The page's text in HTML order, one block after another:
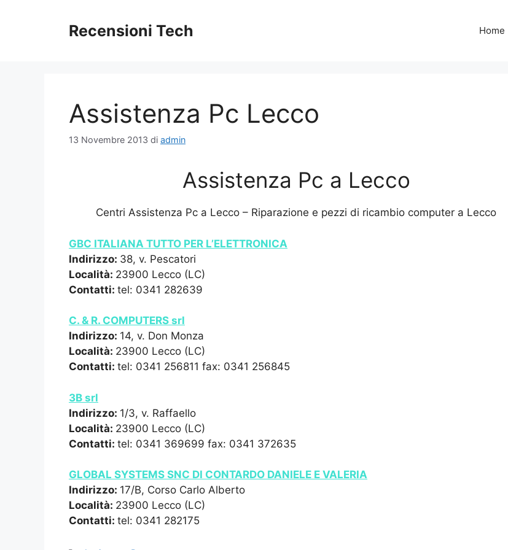
Recensioni Tech Home
Assistenza Pc Lecco
13 Novembre 2013 di admin
Assistenza Pc a Lecco
Centri Assistenza Pc a Lecco – Riparazione e pezzi di ricambio computer a Lecco
GBC ITALIANA TUTTO PER L’ELETTRONICA
Indirizzo: 38, v. Pescatori
Località: 23900 Lecco (LC)
Contatti: tel: 0341 282639
C. & R. COMPUTERS srl
Indirizzo: 14, v. Don Monza
Località: 23900 Lecco (LC)
Contatti: tel: 0341 256811 fax: 0341 256845
3B srl
Indirizzo: 1/3, v. Raffaello
Località: 23900 Lecco (LC)
Contatti: tel: 0341 369699 fax: 0341 372635
GLOBAL SYSTEMS SNC DI CONTARDO DANIELE E VALERIA
Indirizzo: 17/B, Corso Carlo Alberto
Località: 23900 Lecco (LC)
Contatti: tel: 0341 282175